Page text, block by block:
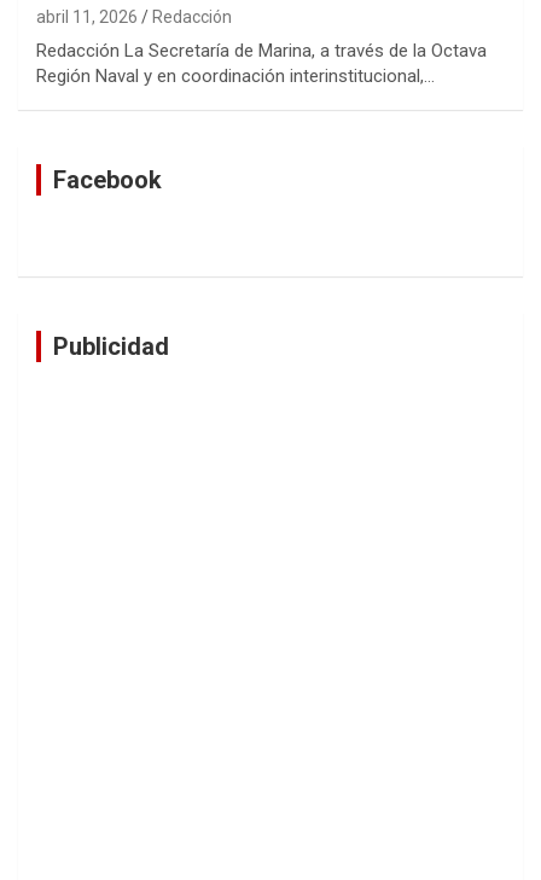
abril 11, 2026 Redacción
Redacción La Secretaría de Marina, a través de la Octava
Región Naval y en coordinación interinstitucional,…
Facebook
Publicidad